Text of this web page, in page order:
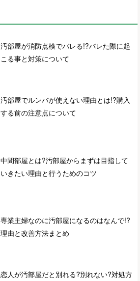
汚部屋が消防点検でバレる!?バレた際に起
こる事と対策について
汚部屋でルンバが使えない理由とは!?購入
する前の注意点について
中間部屋とは?汚部屋からまずは目指して
いきたい理由と行うためのコツ
専業主婦なのに汚部屋になるのはなんで!?
理由と改善方法まとめ
恋人が汚部屋だと別れる?別れない?対処方